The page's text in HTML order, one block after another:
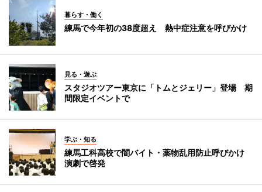
暮らす・働く
練馬で今年初の38度超え 熱中症注意を呼びかけ
見る・遊ぶ
スタジオツアー東京に「トムとジェリー」登場 期
間限定イベントで
学ぶ・知る
練馬工科高校で闇バイト・薬物乱用防止呼びかけ
演劇で啓発